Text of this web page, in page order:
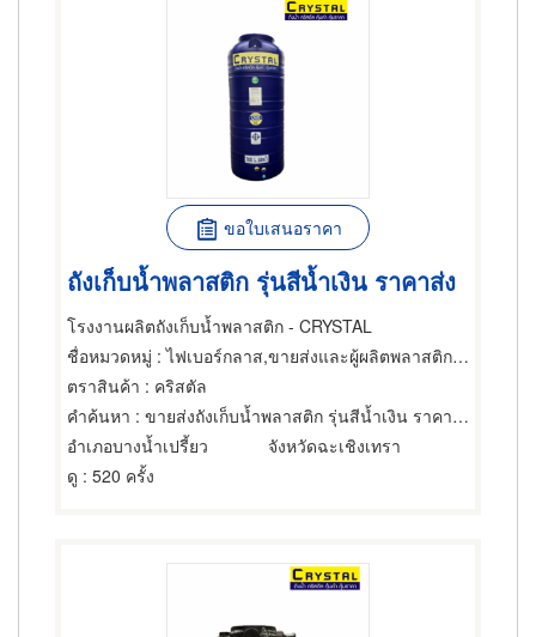
ขอใบเสนอราคา
ถังเก็บน้ำพลาสติก รุ่นสีน้ำเงิน ราคาส่ง
โรงงานผลิตถังเก็บน้ำพลาสติก - CRYSTAL
ชื่อหมวดหมู่ : ไฟเบอร์กลาส,ขายส่งและผู้ผลิตพลาสติกสำเร็จรูป,ผลิตภัณฑ์พลาสติก
ตราสินค้า : คริสตัล
คำค้นหา : ขายส่งถังเก็บน้ำพลาสติก รุ่นสีน้ำเงิน ราคาส่ง
อำเภอบางน้ำเปรี้ยว
จังหวัดฉะเชิงเทรา
ดู : 520 ครั้ง